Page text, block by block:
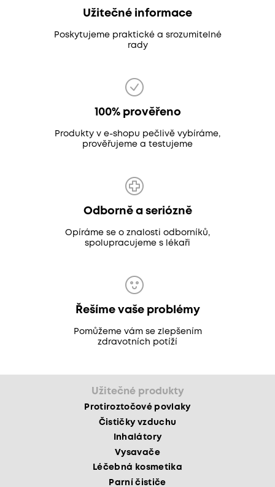
Užitečné informace
Poskytujeme praktické a srozumitelné
rady
100% prověřeno
Produkty v e-shopu pečlivě vybíráme,
prověřujeme a testujeme
Odborně a seriózně
Opíráme se o znalosti odborníků,
spolupracujeme s lékaři
Řešíme vaše problémy
Pomůžeme vám se zlepšením
zdravotních potíží
Užitečné produkty
Protiroztočové povlaky
Čističky vzduchu
Inhalátory
Vysavače
Léčebná kosmetika
Parní čističe